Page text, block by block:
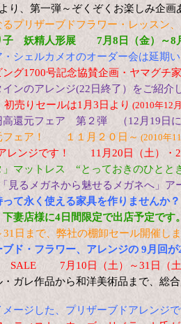
り、第一弾～ぞくぞくお楽しみ企画
るプリザーブドフラワー・レッスン
子 妖精人形展 7月8日（金）～8
・シェルカメオのオーダー会は延期
ング1700号記念協賛企画・ヤマグチ
インのアレンジ(22日終了）をご紹介
初売りセールは1月3日より (2010年12
高還元フェア 第２弾 （12月19日
フェア！ １１月２０日～ (2010年
レンジです！ 11月20日（土）・
」マットレス “とっておきのひと
るメガネから魅せるメガネへ」
って永く使える家具を作りませんか
下妻店様に4日間限定で出店予定です
31日まで、弊社の棚卸セール開催し
ブド・フラワー、アレンジの 9月回
SALE 7月10日（土）～31日（土
・ガレ作品から和洋美術品まで、
メージした、プリザーブドアレンジ